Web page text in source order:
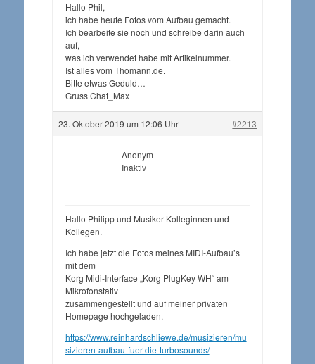
Hallo Phil,
ich habe heute Fotos vom Aufbau gemacht.
Ich bearbeite sie noch und schreibe darin auch
auf,
was ich verwendet habe mit Artikelnummer.
Ist alles vom Thomann.de.
Bitte etwas Geduld…
Gruss Chat_Max
23. Oktober 2019 um 12:06 Uhr #2213
Anonym
Inaktiv
Hallo Philipp und Musiker-Kolleginnen und
Kollegen.
Ich habe jetzt die Fotos meines MIDI-Aufbau’s
mit dem
Korg Midi-Interface „Korg PlugKey WH“ am
Mikrofonstativ
zusammengestellt und auf meiner privaten
Homepage hochgeladen.
https://www.reinhardschliewe.de/musizieren/mu
sizieren-aufbau-fuer-die-turbosounds/